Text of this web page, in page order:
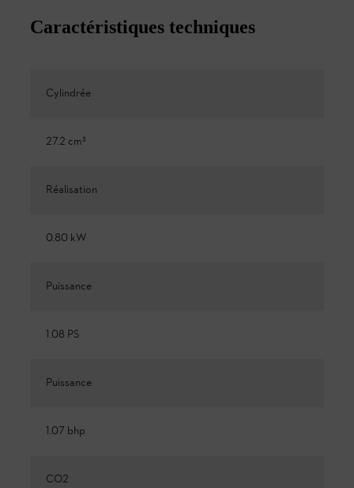
Caractéristiques techniques
Cylindrée
27.2 cm³
Réalisation
0.80 kW
Puissance
1.08 PS
Puissance
1.07 bhp
CO2